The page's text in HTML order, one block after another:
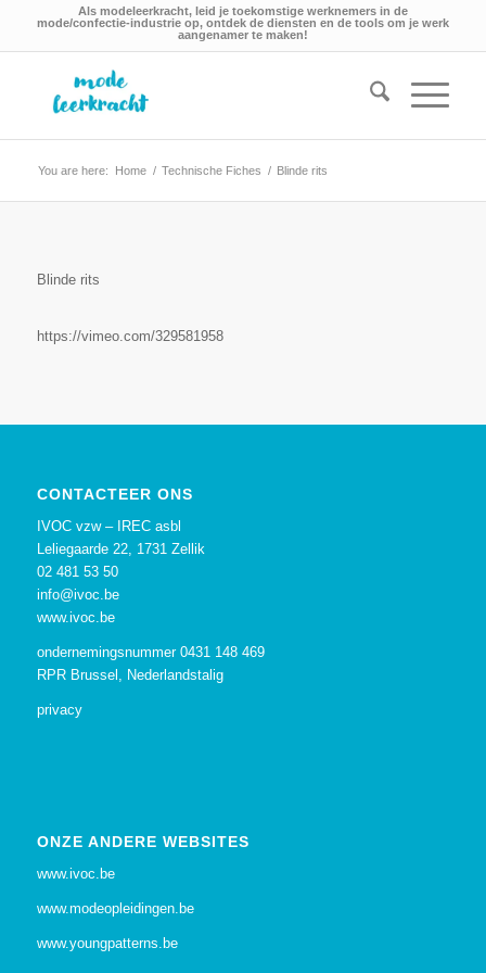
Als modeleerkracht, leid je toekomstige werknemers in de
mode/confectie-industrie op, ontdek de diensten en de tools om je werk
aangenamer te maken!
You are here: Home / Technische Fiches / Blinde rits
Blinde rits
https://vimeo.com/329581958
CONTACTEER ONS
IVOC vzw – IREC asbl
Leliegaarde 22, 1731 Zellik
02 481 53 50
info@ivoc.be
www.ivoc.be
ondernemingsnummer 0431 148 469
RPR Brussel, Nederlandstalig
privacy
ONZE ANDERE WEBSITES
www.ivoc.be
www.modeopleidingen.be
www.youngpatterns.be